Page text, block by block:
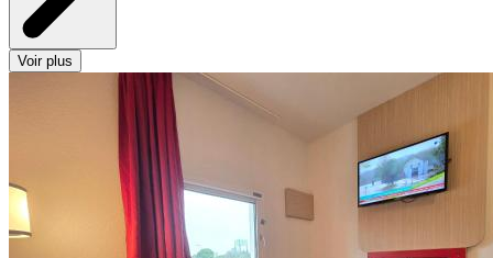
Voir plus